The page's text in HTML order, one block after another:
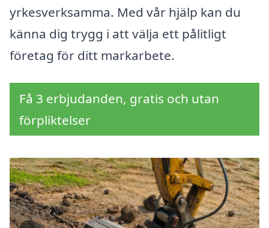
yrkesverksamma. Med vår hjälp kan du
känna dig trygg i att välja ett pålitligt
företag för ditt markarbete.
Få 3 erbjudanden, gratis och utan
förpliktelser